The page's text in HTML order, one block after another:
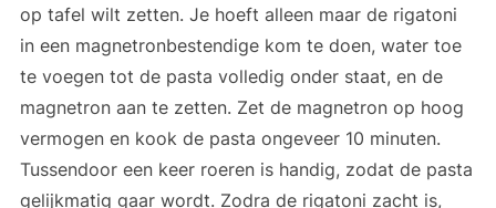
op tafel wilt zetten. Je hoeft alleen maar de rigatoni
in een magnetronbestendige kom te doen, water toe
te voegen tot de pasta volledig onder staat, en de
magnetron aan te zetten. Zet de magnetron op hoog
vermogen en kook de pasta ongeveer 10 minuten.
Tussendoor een keer roeren is handig, zodat de pasta
gelijkmatig gaar wordt. Zodra de rigatoni zacht is,